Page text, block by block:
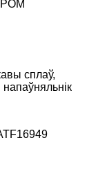
сплаў,